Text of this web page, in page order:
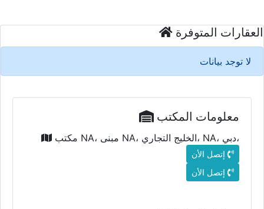
العقارات المتوفرة
لا توجد بيانات
معلومات المكتب
مكتب NA، مبنى NA، الخليج التجاري، NA، دبي،